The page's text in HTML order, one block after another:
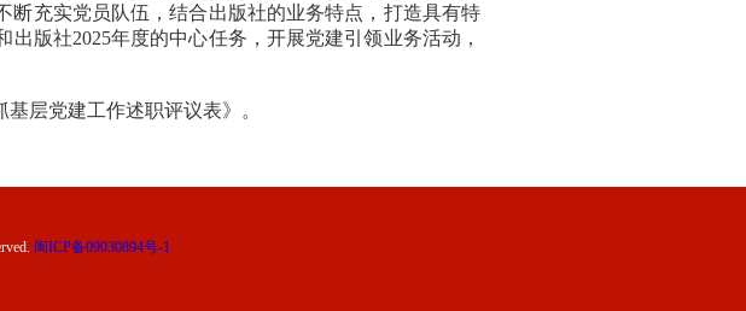
充实党员队伍，结合出版社的业务特点，打造具有特
版社2025年度的中心任务，开展党建引领业务活动，
层党建工作述职评议表》。
闽ICP备09030894号-1